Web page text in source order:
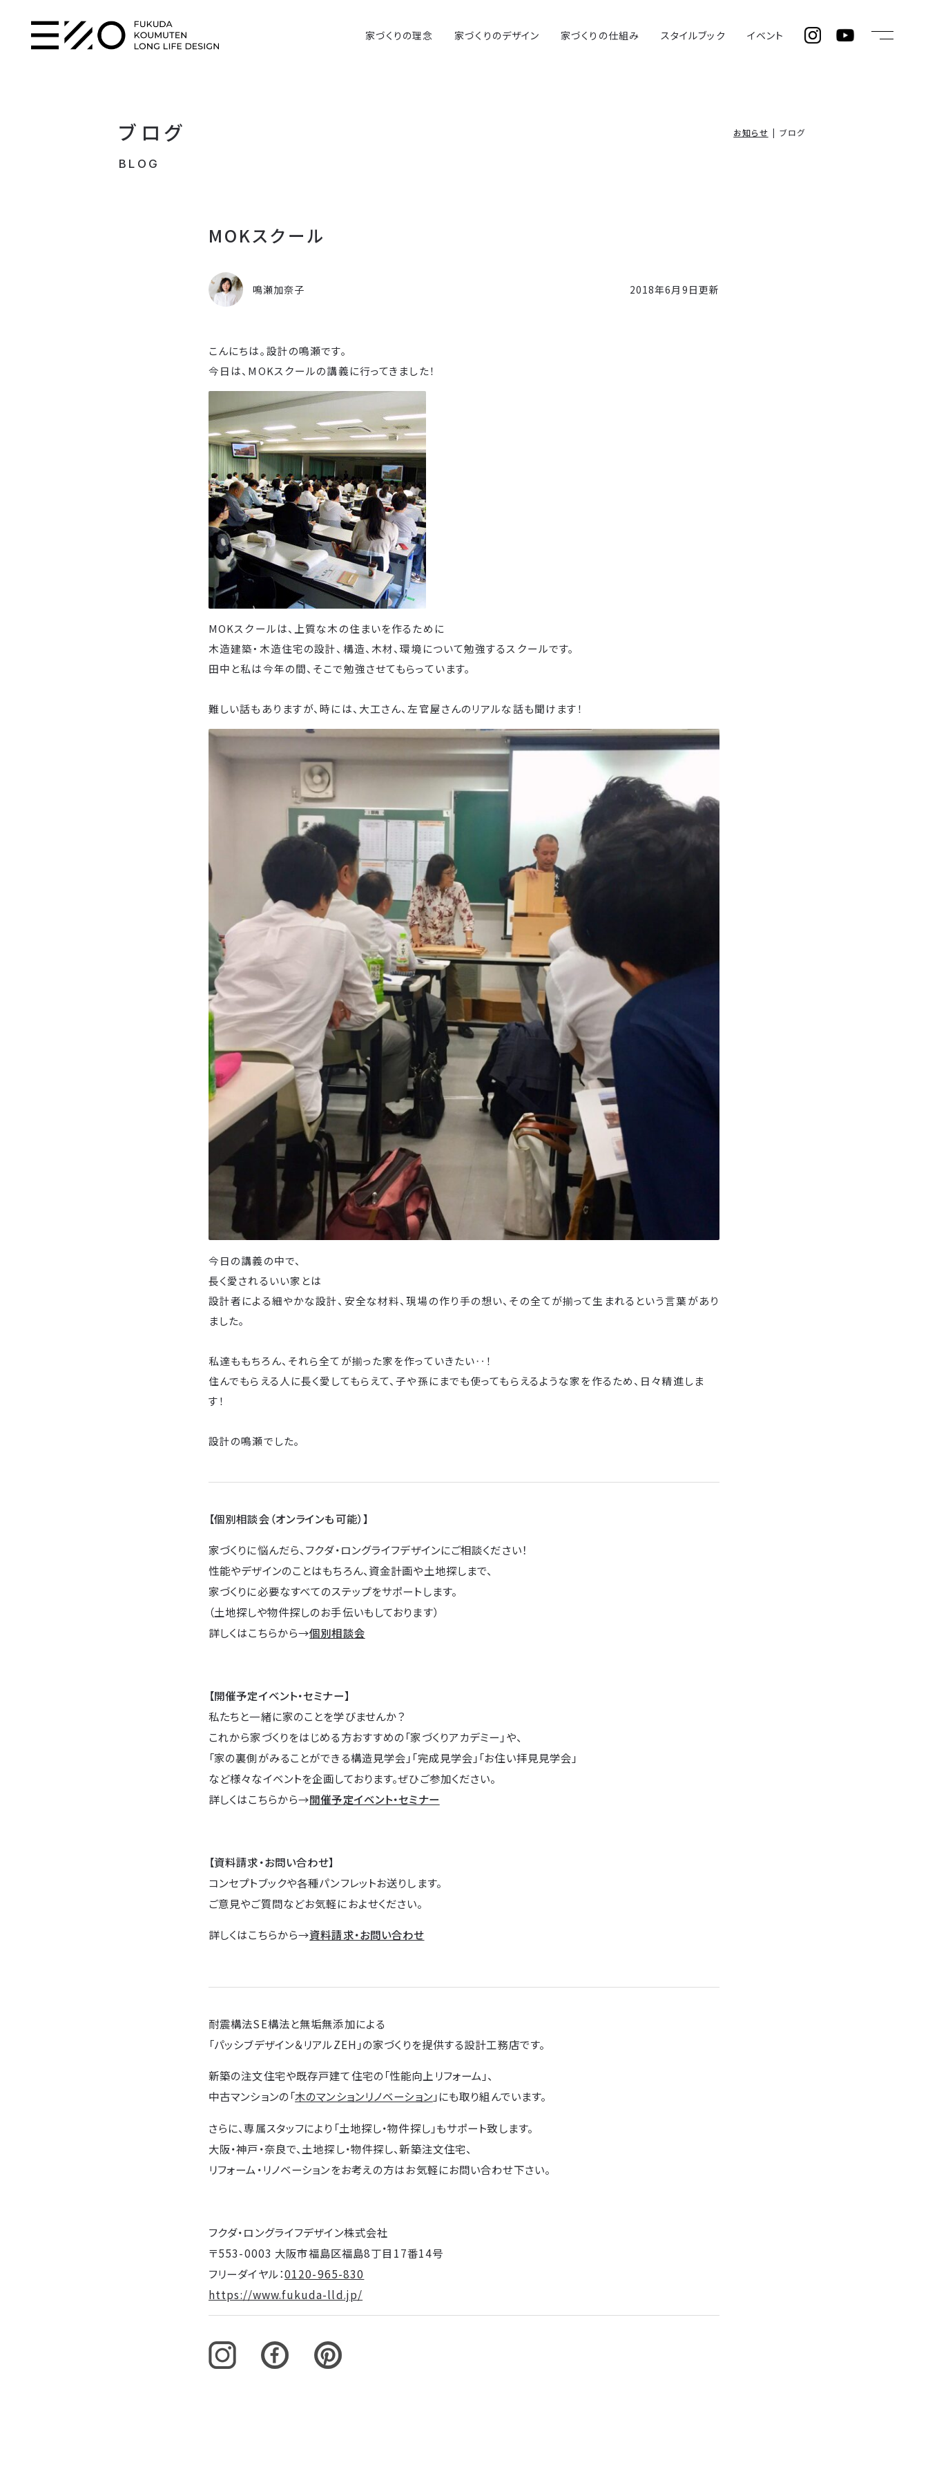
家づくりの理念 家づくりのデザイン 家づくりの仕組み スタイルブック イベント
ブログ
BLOG
お知らせ ブログ
MOKスクール
2018年6月9日更新
鳴瀬加奈子
こんにちは。設計の鳴瀬です。
今日は、MOKスクールの講義に行ってきました！
MOKスクールは、上質な木の住まいを作るために
木造建築・木造住宅の設計、構造、木材、環境について勉強するスクールです。
田中と私は今年の間、そこで勉強させてもらっています。
難しい話もありますが、時には、大工さん、左官屋さんのリアルな話も聞けます！
今日の講義の中で、
長く愛されるいい家とは
設計者による細やかな設計、安全な材料、現場の作り手の想い、その全てが揃って生まれるという言葉があり
ました。
私達ももちろん、それら全てが揃った家を作っていきたい‥！
住んでもらえる人に長く愛してもらえて、子や孫にまでも使ってもらえるような家を作るため、日々精進しま
す！
設計の鳴瀬でした。
【個別相談会（オンラインも可能）】
家づくりに悩んだら、フクダ・ロングライフデザインにご相談ください！
性能やデザインのことはもちろん、資金計画や土地探しまで、
家づくりに必要なすべてのステップをサポートします。
（土地探しや物件探しのお手伝いもしております）
詳しくはこちらから→個別相談会
【開催予定イベント・セミナー】
私たちと一緒に家のことを学びませんか？
これから家づくりをはじめる方おすすめの「家づくりアカデミー」や、
「家の裏側がみることができる構造見学会」「完成見学会」「お住い拝見見学会」
など様々なイベントを企画しております。ぜひご参加ください。
詳しくはこちらから→開催予定イベント・セミナー
【資料請求・お問い合わせ】
コンセプトブックや各種パンフレットお送りします。
ご意見やご質問などお気軽におよせください。
詳しくはこちらから→資料請求・お問い合わせ
耐震構法SE構法と無垢無添加による
「パッシブデザイン＆リアルZEH」の家づくりを提供する設計工務店です。
新築の注文住宅や既存戸建て住宅の「性能向上リフォーム」、
中古マンションの「木のマンションリノベーション 」にも取り組んでいます。
さらに、専属スタッフにより「土地探し・物件探し」もサポート致します。
大阪・神戸・奈良で、土地探し・物件探し、新築注文住宅、
リフォーム・リノベーションをお考えの方はお気軽にお問い合わせ下さい。
フクダ・ロングライフデザイン株式会社
〒553-0003 大阪市福島区福島8丁目17番14号
フリーダイヤル：0120-965-830
https://www.fukuda-lld.jp/